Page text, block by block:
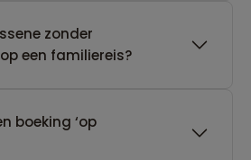
zonder
een familiereis?
boeking ‘op